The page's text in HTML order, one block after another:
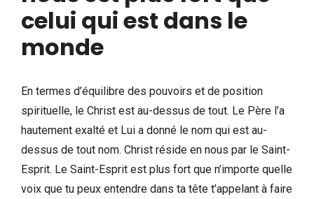
celui qui est dans le
monde
En termes d’équilibre des pouvoirs et de position
spirituelle, le Christ est au-dessus de tout. Le Père l’a
hautement exalté et Lui a donné le nom qui est au-
dessus de tout nom. Christ réside en nous par le Saint-
Esprit. Le Saint-Esprit est plus fort que n’importe quelle
voix que tu peux entendre dans ta tête t’appelant à faire